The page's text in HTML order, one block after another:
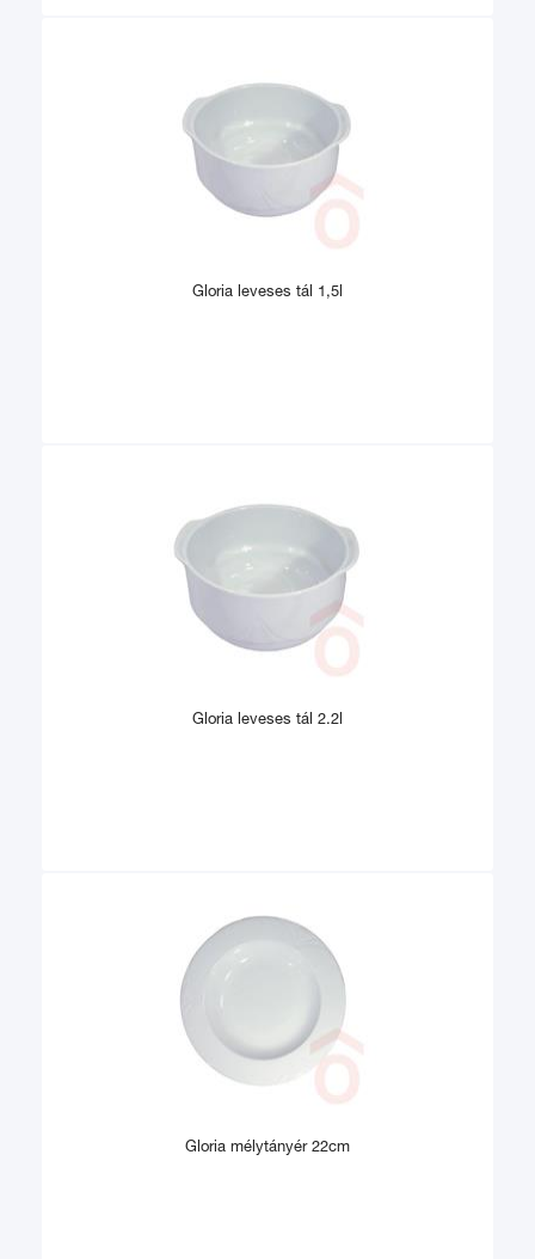
Gloria leveses tál 1,5l
Gloria leveses tál 2.2l
Gloria mélytányér 22cm